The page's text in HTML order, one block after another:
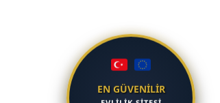
EN GÜVENİLİR
EVLİLİK SİTESİ